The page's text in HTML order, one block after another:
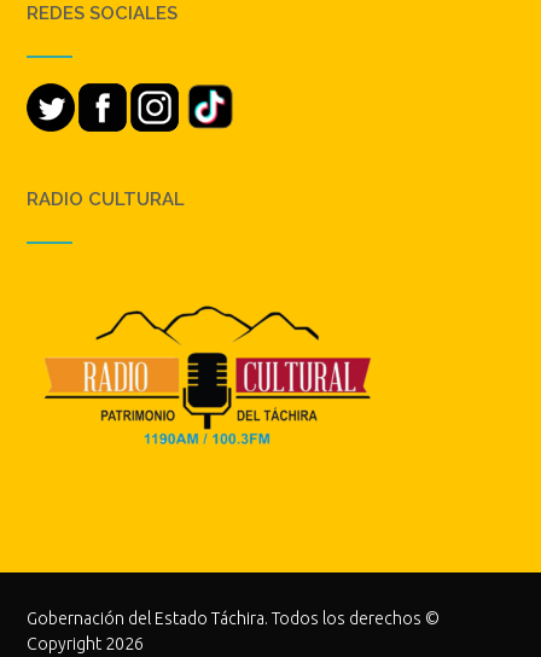
REDES SOCIALES
RADIO CULTURAL
Gobernación del Estado Táchira. Todos los derechos ©
Copyright 2026